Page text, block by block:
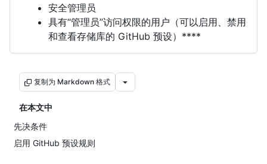
安全管理员
具有“管理员”访问权限的用户（可以启用、禁用
和查看存储库的 GitHub 预设）****
复制为 Markdown 格式
在本文中
先决条件
启用 GitHub 预设规则